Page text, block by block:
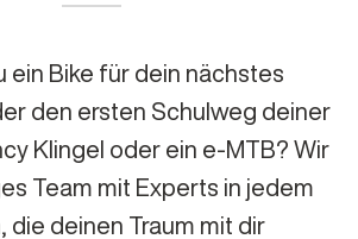
ein Bike für dein nächstes
den ersten Schulweg deiner
Klingel oder ein e-MTB? Wir
Team mit Experts in jedem
die deinen Traum mit dir